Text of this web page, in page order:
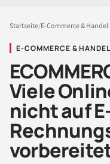
Startseite/E-Commerce & Handel
E-COMMERCE & HANDEL
Viele
nicht auf